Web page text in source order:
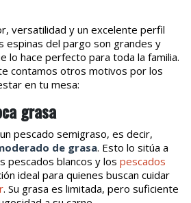
versatilidad y un excelente perfil
espinas del pargo son grandes y
lo hace perfecto para toda la familia.
contamos otros motivos por los
en tu mesa:
grasa
pescado semigraso, es decir,
de grasa. Esto lo sitúa a
pescados blancos y los pescados
ideal para quienes buscan cuidar
. Su grasa es limitada, pero suficiente